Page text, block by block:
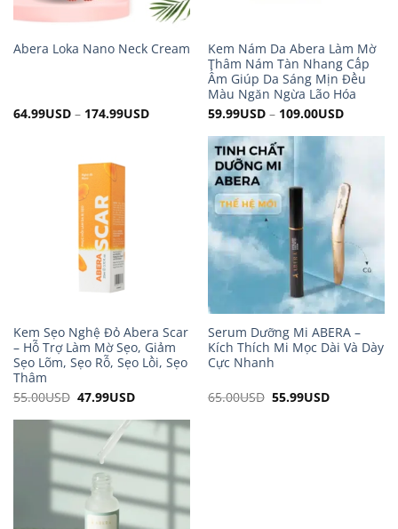
Abera Loka Nano Neck Cream
64.99USD– 174.99USD
Kem Nám Da Abera Làm Mờ
Thâm Nám Tàn Nhang Cấp
Ẩm Giúp Da Sáng Mịn Đều
Màu Ngăn Ngừa Lão Hóa
59.99USD– 109.00USD
Kem Sẹo Nghệ Đỏ Abera Scar
– Hỗ Trợ Làm Mờ Sẹo, Giảm
Sẹo Lõm, Sẹo Rỗ, Sẹo Lồi, Sẹo
Thâm
55.00USD Original
was:
55.00USD.
47.99USDCurrent
is:
47.99USD.
Serum Dưỡng Mi ABERA –
Kích Thích Mi Mọc Dài Và Dày
Cực Nhanh
65.00USD Original
55.99USDCurrent